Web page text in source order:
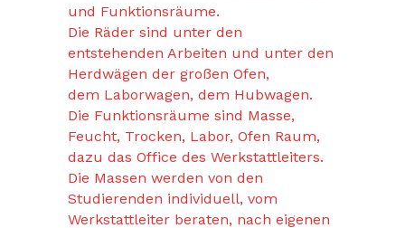
und Funktionsräume.
Die Räder sind unter den
entstehenden Arbeiten und unter den
Herdwägen der großen Ofen,
dem Laborwagen, dem Hubwagen.
Die Funktionsräume sind Masse,
Feucht, Trocken, Labor, Ofen Raum,
dazu das Office des Werkstattleiters.
Die Massen werden von den
Studierenden individuell, vom
Werkstattleiter beraten, nach eigenen